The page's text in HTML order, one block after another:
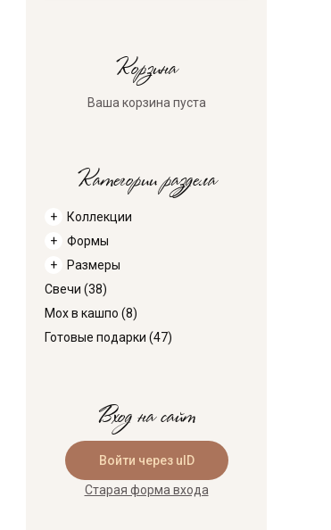
Корзина
Ваша корзина пуста
Категории раздела
Коллекции
Формы
Размеры
Свечи (38)
Мох в кашпо (8)
Готовые подарки (47)
Вход на сайт
Войти через uID
Старая форма входа